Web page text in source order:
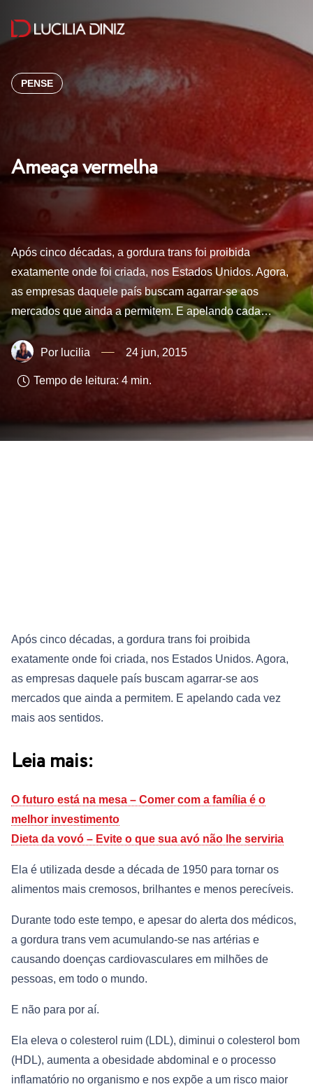
PENSE
Ameaça vermelha
Após cinco décadas, a gordura trans foi proibida
exatamente onde foi criada, nos Estados Unidos. Agora,
as empresas daquele país buscam agarrar-se aos
mercados que ainda a permitem. E apelando cada…
lucilia 24 jun, 2015
Tempo de leitura: 4 min.
Após cinco décadas, a gordura trans foi proibida
exatamente onde foi criada, nos Estados Unidos. Agora,
as empresas daquele país buscam agarrar-se aos
mercados que ainda a permitem. E apelando cada vez
mais aos sentidos.
Leia mais:
O futuro está na mesa – Comer com a família é o
melhor investimento
Dieta da vovó – Evite o que sua avó não lhe serviria
Ela é utilizada desde a década de 1950 para tornar os
alimentos mais cremosos, brilhantes e menos perecíveis.
Durante todo este tempo, e apesar do alerta dos médicos,
a gordura trans vem acumulando-se nas artérias e
causando doenças cardiovasculares em milhões de
pessoas, em todo o mundo.
E não para por aí.
Ela eleva o colesterol ruim (LDL), diminui o colesterol bom
(HDL), aumenta a obesidade abdominal e o processo
inflamatório no organismo e nos expõe a um risco maior